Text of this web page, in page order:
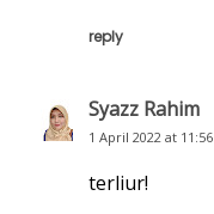
reply
Syazz Rahim
1 April 2022 at 11:56
terliur!